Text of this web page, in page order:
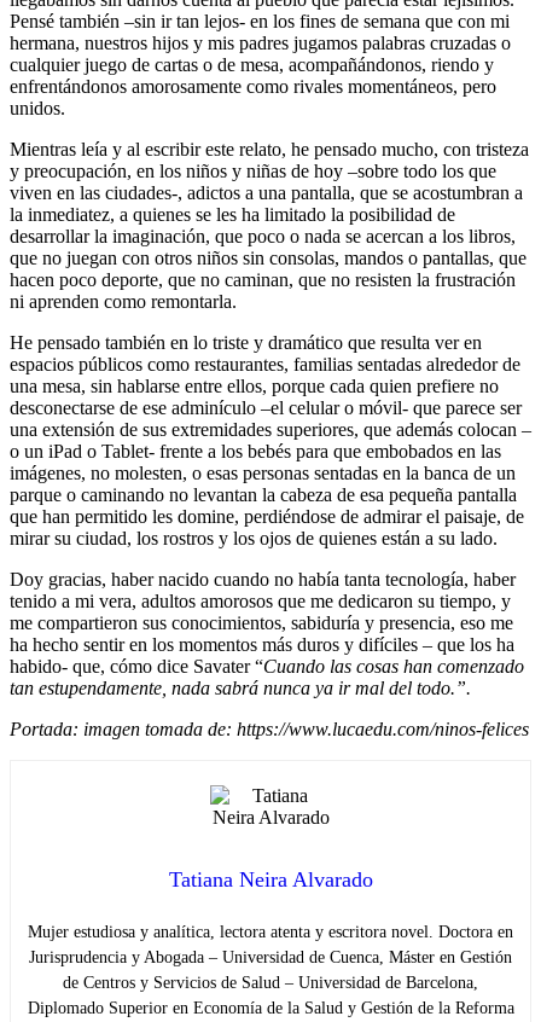
Pensé también –sin ir tan lejos- en los fines de semana que con mi
hermana, nuestros hijos y mis padres jugamos palabras cruzadas o
cualquier juego de cartas o de mesa, acompañándonos, riendo y
enfrentándonos amorosamente como rivales momentáneos, pero
unidos.
Mientras leía y al escribir este relato, he pensado mucho, con tristeza
y preocupación, en los niños y niñas de hoy –sobre todo los que
viven en las ciudades-, adictos a una pantalla, que se acostumbran a
la inmediatez, a quienes se les ha limitado la posibilidad de
desarrollar la imaginación, que poco o nada se acercan a los libros,
que no juegan con otros niños sin consolas, mandos o pantallas, que
hacen poco deporte, que no caminan, que no resisten la frustración
ni aprenden como remontarla.
He pensado también en lo triste y dramático que resulta ver en
espacios públicos como restaurantes, familias sentadas alrededor de
una mesa, sin hablarse entre ellos, porque cada quien prefiere no
desconectarse de ese adminículo –el celular o móvil- que parece ser
una extensión de sus extremidades superiores, que además colocan –
o un iPad o Tablet- frente a los bebés para que embobados en las
imágenes, no molesten, o esas personas sentadas en la banca de un
parque o caminando no levantan la cabeza de esa pequeña pantalla
que han permitido les domine, perdiéndose de admirar el paisaje, de
mirar su ciudad, los rostros y los ojos de quienes están a su lado.
Doy gracias, haber nacido cuando no había tanta tecnología, haber
tenido a mi vera, adultos amorosos que me dedicaron su tiempo, y
me compartieron sus conocimientos, sabiduría y presencia, eso me
ha hecho sentir en los momentos más duros y difíciles – que los ha
habido- que, cómo dice Savater “Cuando las cosas han comenzado
tan estupendamente, nada sabrá nunca ya ir mal del todo.”.
Portada: imagen tomada de: https://www.lucaedu.com/ninos-felices
Tatiana Neira Alvarado
Mujer estudiosa y analítica, lectora atenta y escritora novel. Doctora en
Jurisprudencia y Abogada – Universidad de Cuenca, Máster en Gestión
de Centros y Servicios de Salud – Universidad de Barcelona,
Diplomado Superior en Economía de la Salud y Gestión de la Reforma